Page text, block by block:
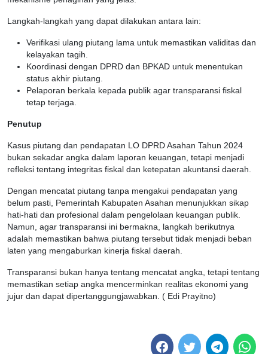
Langkah-langkah yang dapat dilakukan antara lain:
Verifikasi ulang piutang lama untuk memastikan validitas dan
kelayakan tagih.
Koordinasi dengan DPRD dan BPKAD untuk menentukan
status akhir piutang.
Pelaporan berkala kepada publik agar transparansi fiskal
tetap terjaga.
Penutup
Kasus piutang dan pendapatan LO DPRD Asahan Tahun 2024
bukan sekadar angka dalam laporan keuangan, tetapi menjadi
refleksi tentang integritas fiskal dan ketepatan akuntansi daerah.
Dengan mencatat piutang tanpa mengakui pendapatan yang
belum pasti, Pemerintah Kabupaten Asahan menunjukkan sikap
hati-hati dan profesional dalam pengelolaan keuangan publik.
Namun, agar transparansi ini bermakna, langkah berikutnya
adalah memastikan bahwa piutang tersebut tidak menjadi beban
laten yang mengaburkan kinerja fiskal daerah.
Transparansi bukan hanya tentang mencatat angka, tetapi tentang
memastikan setiap angka mencerminkan realitas ekonomi yang
jujur dan dapat dipertanggungjawabkan. ( Edi Prayitno)